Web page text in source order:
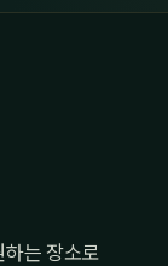
하는 장소로